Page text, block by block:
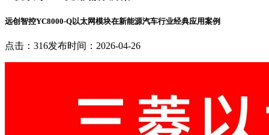
远创智控YC8000-Q以太网模块在新能源汽车行业经典应用案例
点击：316发布时间：2026-04-26